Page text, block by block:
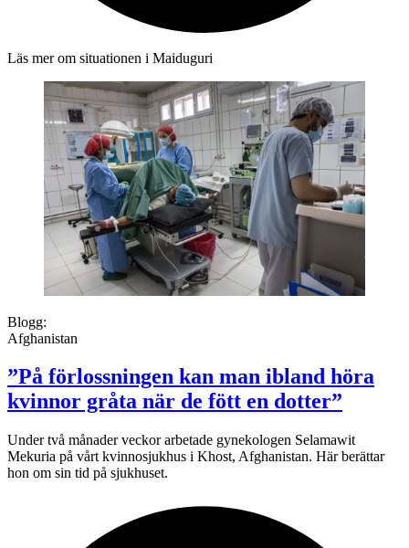
Läs mer om situationen i Maiduguri
Blogg:
Afghanistan
”På förlossningen kan man ibland höra
kvinnor gråta när de fött en dotter”
Under två månader veckor arbetade gynekologen Selamawit
Mekuria på vårt kvinnosjukhus i Khost, Afghanistan. Här berättar
hon om sin tid på sjukhuset.